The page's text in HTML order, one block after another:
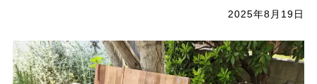
2025年8月19日